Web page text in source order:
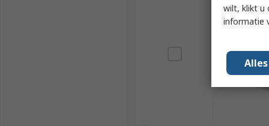
wilt, klikt u
informatie